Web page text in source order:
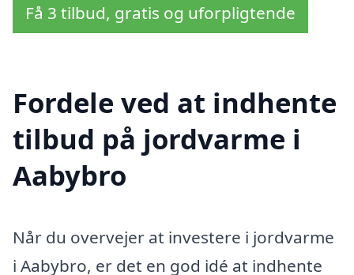
Få 3 tilbud, gratis og uforpligtende
Fordele ved at indhente
tilbud på jordvarme i
Aabybro
Når du overvejer at investere i jordvarme
i Aabybro, er det en god idé at indhente